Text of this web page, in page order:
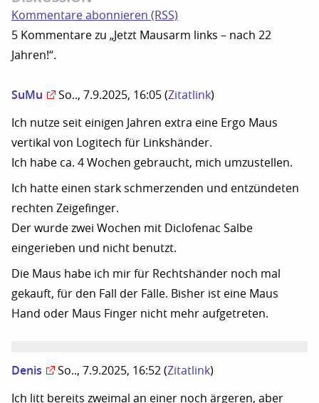
Kommentare abonnieren (RSS)
5 Kommentare zu „Jetzt Mausarm links – nach 22
Jahren!“.
SuMu So.., 7.9.2025, 16:05 (Zitatlink)
Ich nutze seit einigen Jahren extra eine Ergo Maus
vertikal von Logitech für Linkshänder.
Ich habe ca. 4 Wochen gebraucht, mich umzustellen.
Ich hatte einen stark schmerzenden und entzündeten
rechten Zeigefinger.
Der wurde zwei Wochen mit Diclofenac Salbe
eingerieben und nicht benutzt.
Die Maus habe ich mir für Rechtshänder noch mal
gekauft, für den Fall der Fälle. Bisher ist eine Maus
Hand oder Maus Finger nicht mehr aufgetreten.
Denis So.., 7.9.2025, 16:52 (Zitatlink)
Ich litt bereits zweimal an einer noch ärgeren, aber